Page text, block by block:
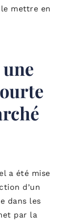
mettre en
a été mise
d’un
dans les
par la